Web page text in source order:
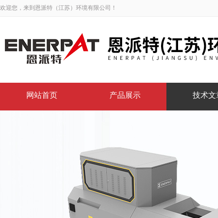
欢迎您，来到恩派特（江苏）环境有限公司！
网站首页 产品展示 技术文